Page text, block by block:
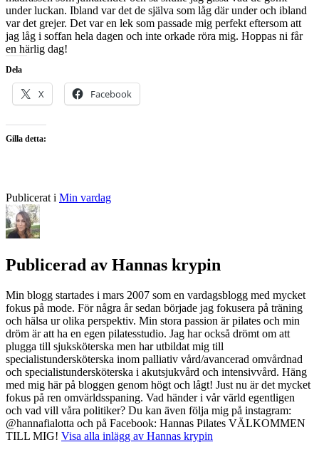
under luckan. Ibland var det de själva som låg där under och ibland
var det grejer. Det var en lek som passade mig perfekt eftersom att
jag låg i soffan hela dagen och inte orkade röra mig. Hoppas ni får
en härlig dag!
Dela
X Facebook
Gilla detta:
Publicerat i Min vardag
Publicerad av Hannas krypin
Min blogg startades i mars 2007 som en vardagsblogg med mycket
fokus på mode. För några år sedan började jag fokusera på träning
och hälsa ur olika perspektiv. Min stora passion är pilates och min
dröm är att ha en egen pilatesstudio. Jag har också drömt om att
plugga till sjuksköterska men har utbildat mig till
specialistundersköterska inom palliativ vård/avancerad omvårdnad
och specialistundersköterska i akutsjukvård och intensivvård. Häng
med mig här på bloggen genom högt och lågt! Just nu är det mycket
fokus på ren omvärldsspaning. Vad händer i vår värld egentligen
och vad vill våra politiker? Du kan även följa mig på instagram:
@hannafialotta och på Facebook: Hannas Pilates VÄLKOMMEN
TILL MIG! Visa alla inlägg av Hannas krypin